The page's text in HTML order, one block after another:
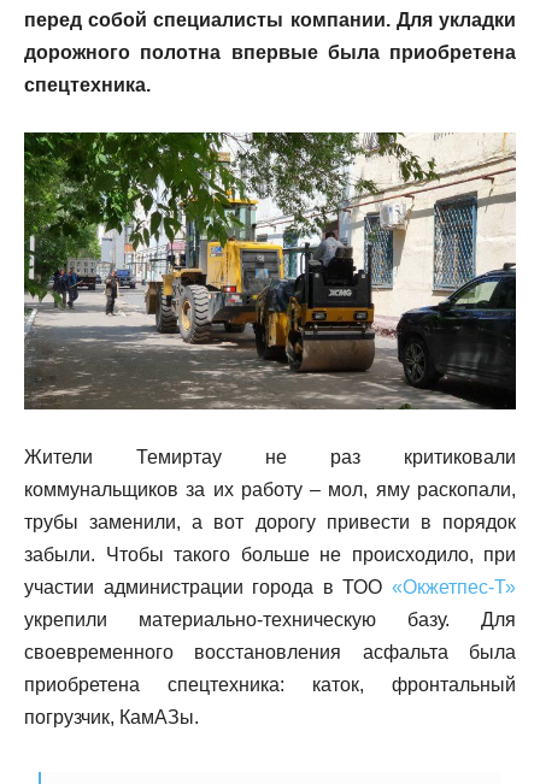
перед собой специалисты компании. Для укладки
дорожного полотна впервые была приобретена
спецтехника.
Жители Темиртау не раз критиковали
коммунальщиков за их работу – мол, яму раскопали,
трубы заменили, а вот дорогу привести в порядок
забыли. Чтобы такого больше не происходило, при
участии администрации города в ТОО «Окжетпес-Т»
укрепили материально-техническую базу. Для
своевременного восстановления асфальта была
приобретена спецтехника: каток, фронтальный
погрузчик, КамАЗы.